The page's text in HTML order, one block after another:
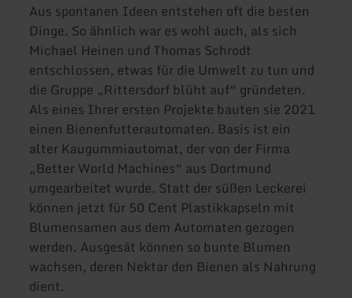
Aus spontanen Ideen entstehen oft die besten
Dinge. So ähnlich war es wohl auch, als sich
Michael Heinen und Thomas Schrodt
entschlossen, etwas für die Umwelt zu tun und
die Gruppe „Rittersdorf blüht auf“ gründeten.
Als eines Ihrer ersten Projekte bauten sie 2021
einen Bienenfutterautomaten. Basis ist ein
alter Kaugummiautomat, der von der Firma
„Better World Machines“ aus Dortmund
umgearbeitet wurde. Statt der süßen Leckerei
können jetzt für 50 Cent Plastikkapseln mit
Blumensamen aus dem Automaten gezogen
werden. Ausgesät können so bunte Blumen
wachsen, deren Nektar den Bienen als Nahrung
dient.